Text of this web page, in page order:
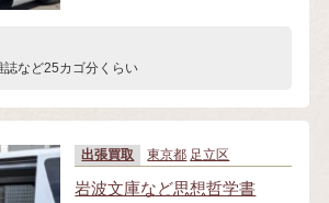
誌など25カゴ分くらい
出張買取 東京都 足立区
岩波文庫など思想哲学書